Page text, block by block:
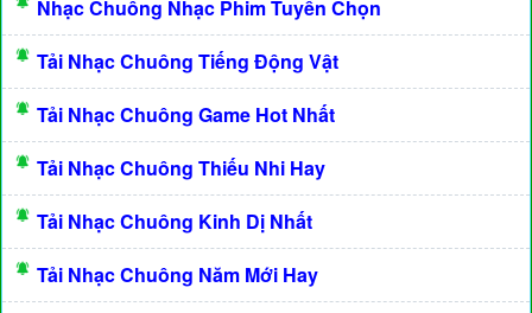
Nhạc Chuông Nhạc Phim Tuyển Chọn
Tải Nhạc Chuông Tiếng Động Vật
Tải Nhạc Chuông Game Hot Nhất
Tải Nhạc Chuông Thiếu Nhi Hay
Tải Nhạc Chuông Kinh Dị Nhất
Tải Nhạc Chuông Năm Mới Hay